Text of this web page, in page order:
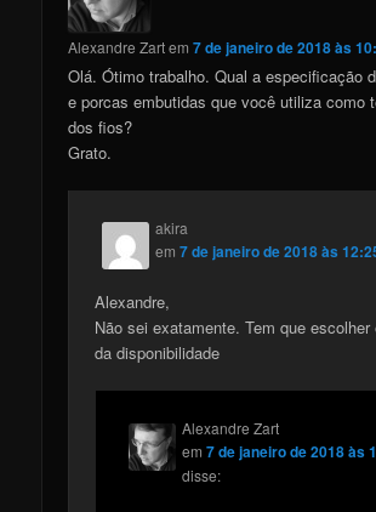
Alexandre Zartem7 de janeiro de 2018 às
Olá. Ótimo trabalho. Qual a especificação
e porcas embutidas que você utiliza como
dos fios?
Grato.
akira
em7 de janeiro de 2018 às
Alexandre,
Não sei exatamente. Tem que
da disponibilidade
Alexandre Zart
em7 de janeiro de 2018 às
disse: